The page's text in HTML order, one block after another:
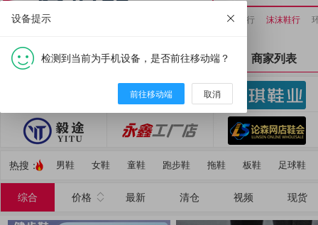
绵啊绵鞋行 沫沫鞋行
全部分类 首页 商家列表
热搜： 男鞋 女鞋 童鞋 跑步鞋 拖鞋 板鞋 足球鞋
综合 价格 最新 清仓 视频 现货
设备提示
检测到当前为手机设备，是否前往移动端？
前往移动端 取消